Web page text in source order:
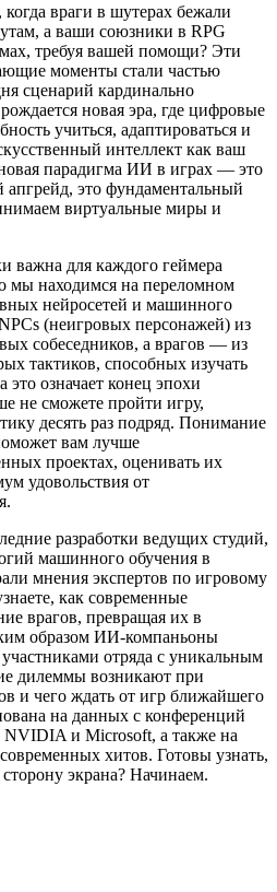
враги в шутерах бежали
а ваши союзники в RPG
требуя вашей помощи? Эти
моменты стали частью
сценарий кардинально
новая эра, где цифровые
учиться, адаптироваться и
интеллект как ваш
парадигма ИИ в играх — это
апгрейд, это фундаментальный
виртуальные миры и
важна для каждого геймера
мы находимся на переломном
нейросетей и машинного
(неигровых персонажей) из
собеседников, а врагов — из
тактиков, способных изучать
означает конец эпохи
не сможете пройти игру,
десять раз подряд. Понимание
вам лучше
проектах, оценивать их
удовольствия от
разработки ведущих студий,
машинного обучения в
мнения экспертов по игровому
как современные
врагов, превращая их в
образом ИИ-компаньоны
отряда с уникальным
дилеммы возникают при
и чего ждать от игр ближайшего
на данных с конференций
NVIDIA и Microsoft, а также на
хитов. Готовы узнать,
экрана? Начинаем.